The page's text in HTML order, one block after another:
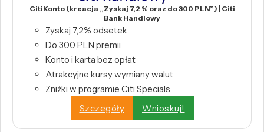
CitiKonto (kreacja „Zyskaj 7,2 % oraz do 300 PLN”) | Citi
Bank Handlowy
Zyskaj 7,2% odsetek
Do 300 PLN premii
Konto i karta bez opłat
Atrakcyjne kursy wymiany walut
Zniżki w programie Citi Specials
Szczegóły
Wnioskuj!